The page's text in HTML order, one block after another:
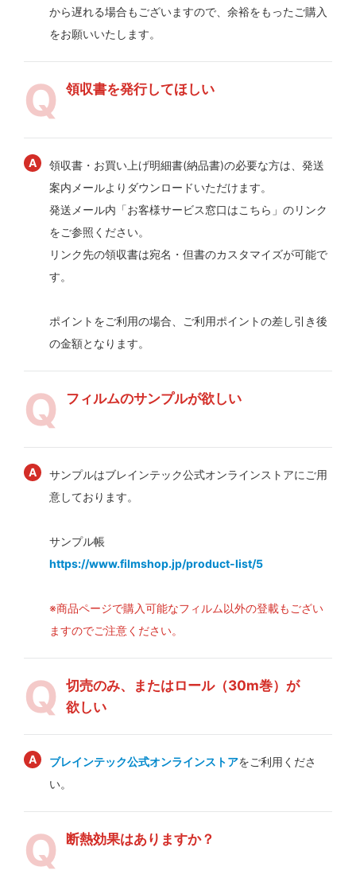
から遅れる場合もございますので、余裕をもったご購入
をお願いいたします。
領収書を発行してほしい
領収書・お買い上げ明細書(納品書)の必要な方は、発送
案内メールよりダウンロードいただけます。
発送メール内「お客様サービス窓口はこちら」のリンク
をご参照ください。
リンク先の領収書は宛名・但書のカスタマイズが可能で
す。
ポイントをご利用の場合、ご利用ポイントの差し引き後
の金額となります。
フィルムのサンプルが欲しい
サンプルはブレインテック公式オンラインストアにご用
意しております。
サンプル帳
https://www.filmshop.jp/product-list/5
※商品ページで購入可能なフィルム以外の登載もござい
ますのでご注意ください。
切売のみ、またはロール（30m巻）が
欲しい
ブレインテック公式オンラインストアをご利用くださ
い。
断熱効果はありますか？